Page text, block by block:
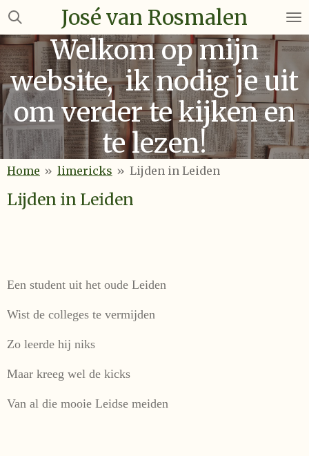
Ga
naar
de
hoofdinhoud
José van Rosmalen
Welkom op mijn
website, ik nodig je uit
om verder te kijken en
te lezen!
Home » limericks » Lijden in Leiden
Lijden in Leiden
Een student uit het oude Leiden
Wist de colleges te vermijden
Zo leerde hij niks
Maar kreeg wel de kicks
Van al die mooie Leidse meiden